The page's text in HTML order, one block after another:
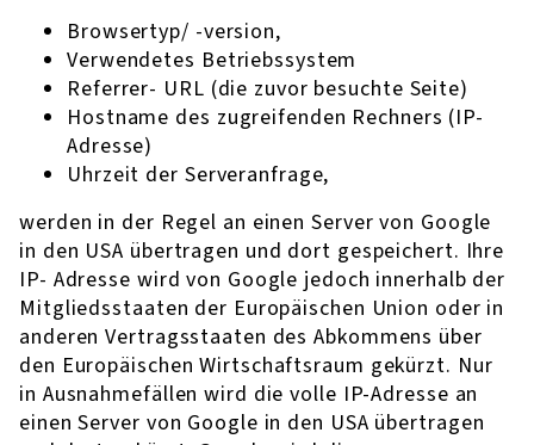
Browsertyp/ -version,
Verwendetes Betriebssystem
Referrer- URL (die zuvor besuchte Seite)
Hostname des zugreifenden Rechners (IP-
Adresse)
Uhrzeit der Serveranfrage,
werden in der Regel an einen Server von Google
in den USA übertragen und dort gespeichert. Ihre
IP- Adresse wird von Google jedoch innerhalb der
Mitgliedsstaaten der Europäischen Union oder in
anderen Vertragsstaaten des Abkommens über
den Europäischen Wirtschaftsraum gekürzt. Nur
in Ausnahmefällen wird die volle IP-Adresse an
einen Server von Google in den USA übertragen